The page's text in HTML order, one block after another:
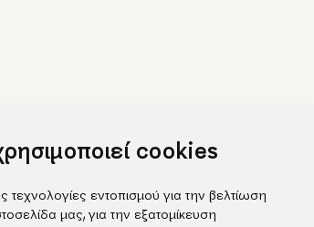
cookies
τεχνολογίες εντοπισμού για την βελτίωση
μας, για την εξατομίκευση